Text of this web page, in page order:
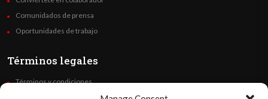
Comunidados de prensa
Oportunidades de trabajo
Términos legales
Términos y condiciones